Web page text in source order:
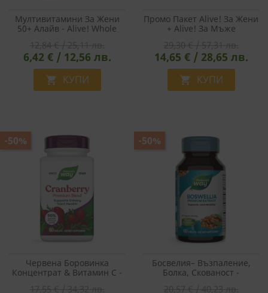
Мултивитамини За Жени
50+ Алайв - Alive! Whole
6,42 € / 12,56 лв.
 КУПИ
Промо Пакет Alive! За Жени
+ Alive! За Мъже
14,65 € / 28,65 лв.
 КУПИ
Червена Боровинка
Концентрат & Витамин С -
-50%
Босвелия– Възпаление,
Болка, Скованост -
-50%